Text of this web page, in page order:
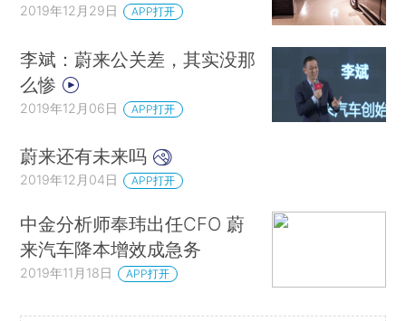
2019年12月29日 APP打开
李斌：蔚来公关差，其实没那
么惨
2019年12月06日 APP打开
蔚来还有未来吗
2019年12月04日 APP打开
中金分析师奉玮出任CFO 蔚
来汽车降本增效成急务
2019年11月18日 APP打开